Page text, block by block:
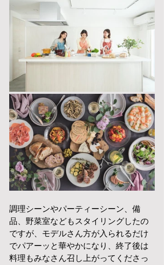
調理シーンやパーティーシーン、備
品、野菜室などもスタイリングしたの
ですが、モデルさん方が入られるだけ
でパアーッと華やかになり、終了後は
料理もみなさん召し上がってくださっ